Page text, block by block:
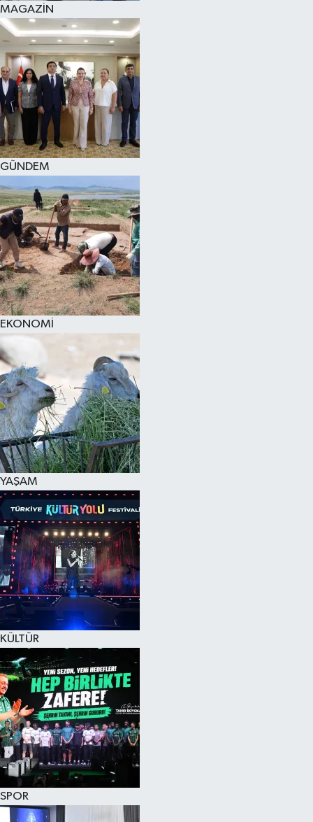
MAGAZİN
GÜNDEM
EKONOMİ
YAŞAM
KÜLTÜR
SPOR
SPOR
KÜLTÜR SANAT
FRAGMANLAR